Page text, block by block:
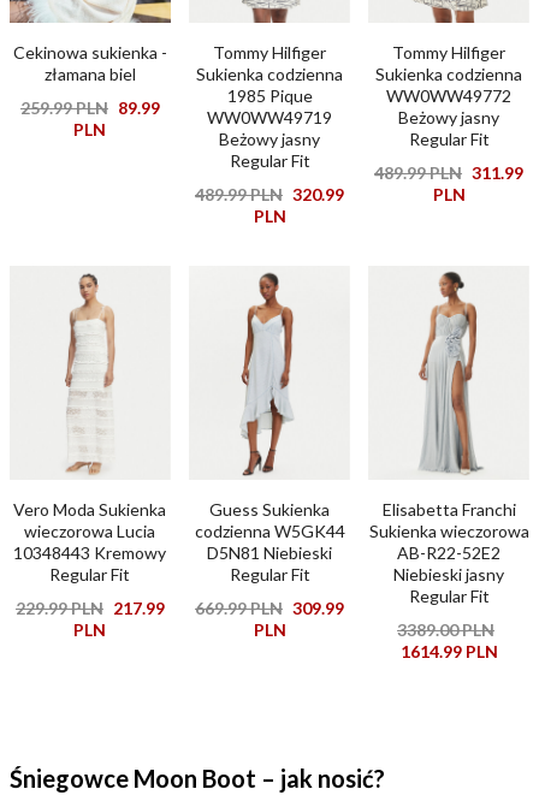
Cekinowa sukienka -
złamana biel
259.99 PLN 89.99
PLN
Tommy Hilfiger
Sukienka codzienna
1985 Pique
WW0WW49719
Beżowy jasny
Regular Fit
489.99 PLN 320.99
PLN
Tommy Hilfiger
Sukienka codzienna
WW0WW49772
Beżowy jasny
Regular Fit
489.99 PLN 311.99
PLN
Vero Moda Sukienka
wieczorowa Lucia
10348443 Kremowy
Regular Fit
229.99 PLN 217.99
PLN
Guess Sukienka
codzienna W5GK44
D5N81 Niebieski
Regular Fit
669.99 PLN 309.99
PLN
Elisabetta Franchi
Sukienka wieczorowa
AB-R22-52E2
Niebieski jasny
Regular Fit
3389.00 PLN
1614.99 PLN
Śniegowce Moon Boot – jak nosić?